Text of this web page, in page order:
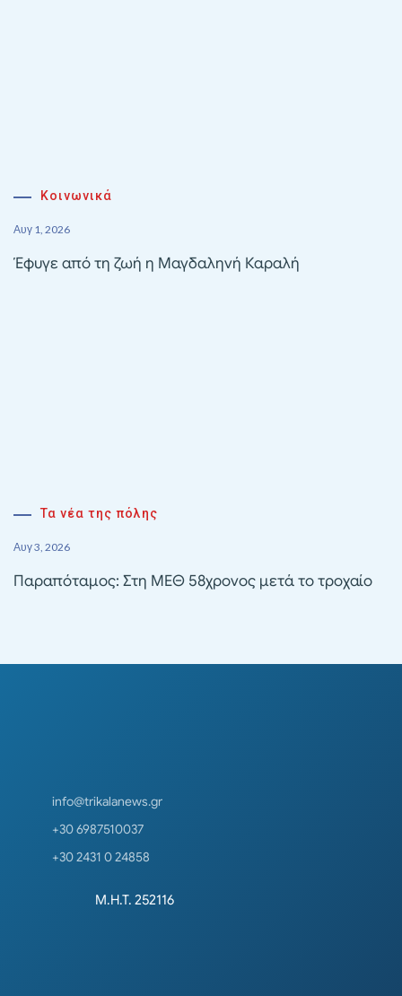
Κοινωνικά
Αυγ 1, 2026
Έφυγε από τη ζωή η Μαγδαληνή Καραλή
Τα νέα της πόλης
Αυγ 3, 2026
Παραπόταμος: Στη ΜΕΘ 58χρονος μετά το τροχαίο
info@trikalanews.gr
+30 6987510037
+30 2431 0 24858
Μ.Η.Τ. 252116